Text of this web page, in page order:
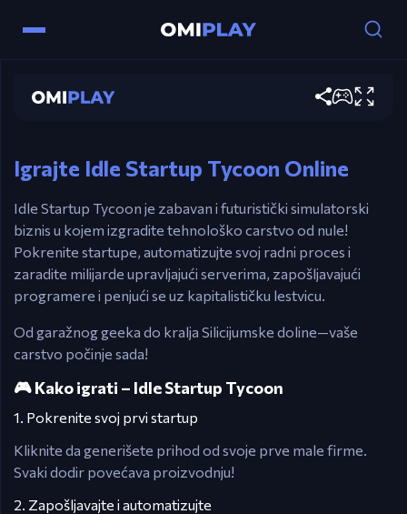
Idle Startup Tycoon
Miš / Dodir – Dodirnite da generišete prihod i
upravljajte spratovima
Igrajte Idle Startup Tycoon Online
Idle Startup Tycoon je zabavan i futuristički simulatorski
biznis u kojem izgradite tehnološko carstvo od nule!
Pokrenite startupe, automatizujte svoj radni proces i
zaradite milijarde upravljajući serverima, zapošljavajući
programere i penjući se uz kapitalističku lestvicu.
Od garažnog geeka do kralja Silicijumske doline—vaše
carstvo počinje sada!
🎮 Kako igrati – Idle Startup Tycoon
1. Pokrenite svoj prvi startup
Kliknite da generišete prihod od svoje prve male firme.
Svaki dodir povećava proizvodnju!
2. Zapošljavajte i automatizujte